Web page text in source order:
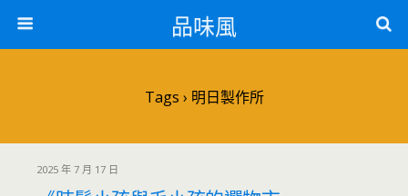
品味風
Tags › 明日製作所
2025 年 7 月 17 日